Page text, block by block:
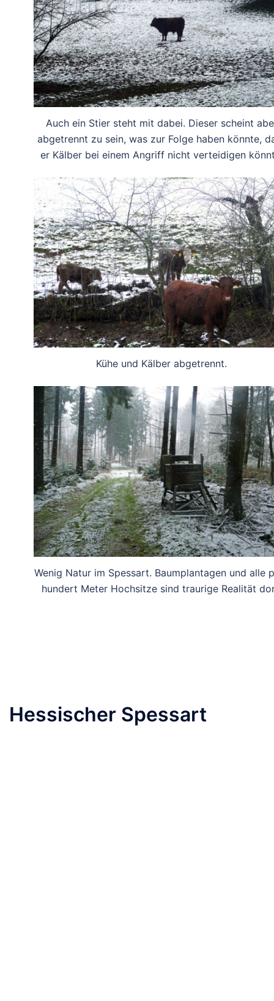
Auch ein Stier steht mit dabei. Dieser scheint
abgetrennt zu sein, was zur Folge haben könnte,
er Kälber bei einem Angriff nicht verteidigen
Kühe und Kälber abgetrennt.
Wenig Natur im Spessart. Baumplantagen und alle
hundert Meter Hochsitze sind traurige Realität
Hessischer Spessart